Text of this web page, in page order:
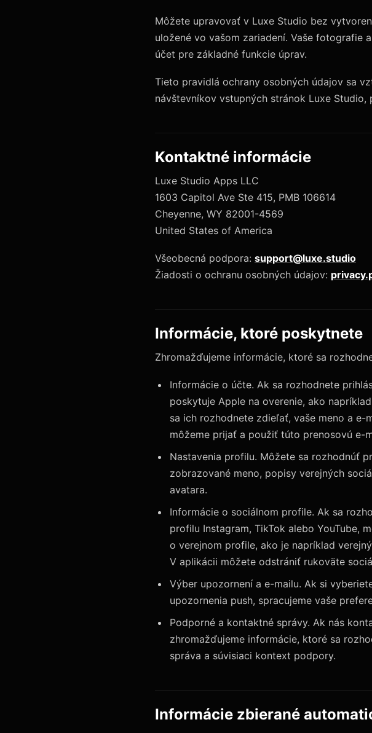
Môžete upravovať v Luxe Studio bez
uložené vo vašom zariadení. Vaše fotografie
účet pre základné funkcie úprav.
Tieto pravidlá ochrany osobných údajov sa
návštevníkov vstupných stránok Luxe
Kontaktné informácie
Luxe Studio Apps LLC
1603 Capitol Ave Ste 415, PMB 106614
Cheyenne, WY 82001-4569
United States of America
Všeobecná podpora: support@luxe.studio
Žiadosti o ochranu osobných údajov:
Informácie, ktoré poskytnete
Zhromažďujeme informácie, ktoré sa
Informácie o účte. Ak sa rozhodnete
poskytuje Apple na overenie, ako
sa ich rozhodnete zdieľať, vaše meno a e-
môžeme prijať a použiť túto prenosovú e-
Nastavenia profilu. Môžete sa rozhodnúť
zobrazované meno, popisy verejných
avatara.
Informácie o sociálnom profile. Ak sa
profilu Instagram, TikTok alebo YouTube,
o verejnom profile, ako je napríklad
V aplikácii môžete odstrániť rukoväte
Výber upozornení a e-mailu. Ak si
upozornenia push, spracujeme vaše
Podporné a kontaktné správy. Ak nás
zhromažďujeme informácie, ktoré sa
správa a súvisiaci kontext podpory.
Informácie zbierané